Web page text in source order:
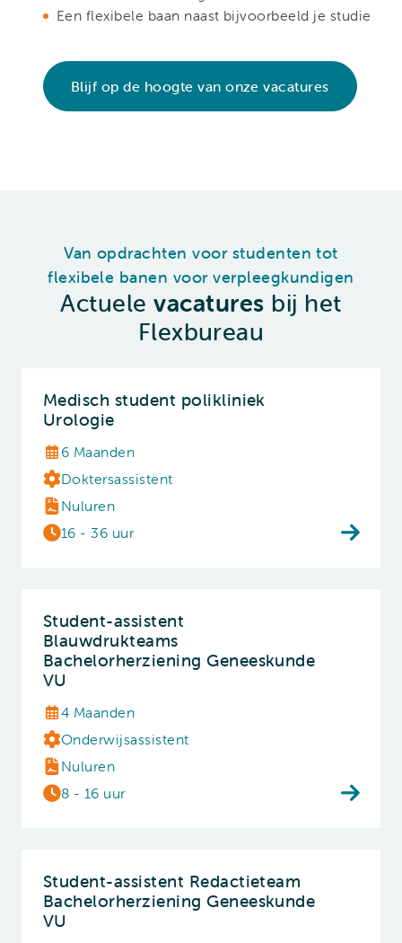
Een flexibele baan naast bijvoorbeeld je studie
Blijf op de hoogte van onze vacatures
Actuelevacatures bij het
Flexbureau
Van opdrachten voor studenten tot
flexibele banen voor verpleegkundigen
Medisch student polikliniek
Urologie
6 Maanden
Doktersassistent
Nuluren
16 - 36 uur
Student-assistent
Blauwdrukteams
Bachelorherziening Geneeskunde
VU
4 Maanden
Onderwijsassistent
Nuluren
8 - 16 uur
Student-assistent Redactieteam
Bachelorherziening Geneeskunde
VU